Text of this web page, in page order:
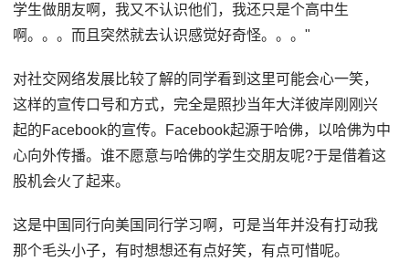
学生做朋友啊，我又不认识他们，我还只是个高中生
啊。。。而且突然就去认识感觉好奇怪。。。"
对社交网络发展比较了解的同学看到这里可能会心一笑，
这样的宣传口号和方式，完全是照抄当年大洋彼岸刚刚兴
起的Facebook的宣传。Facebook起源于哈佛，以哈佛为中
心向外传播。谁不愿意与哈佛的学生交朋友呢?于是借着这
股机会火了起来。
这是中国同行向美国同行学习啊，可是当年并没有打动我
那个毛头小子，有时想想还有点好笑，有点可惜呢。